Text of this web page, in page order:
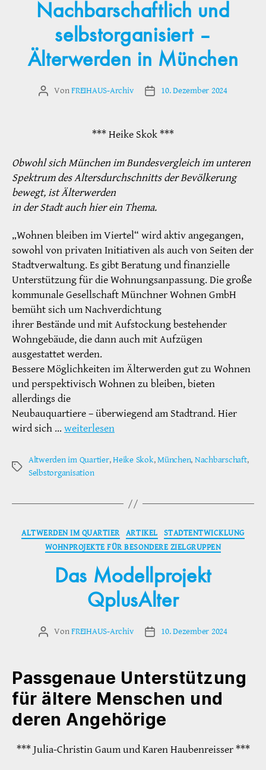
Nachbarschaftlich und
selbstorganisiert –
Älterwerden in München
Beitragsautor
VonFREIHAUS-Archiv Veröffentlichungsdatum
10. Dezember 2024
*** Heike Skok ***
Obwohl sich München im Bundesvergleich im unteren
Spektrum des Altersdurchschnitts der Bevölkerung
bewegt, ist Älterwerden
in der Stadt auch hier ein Thema.
„Wohnen bleiben im Viertel“ wird aktiv angegangen,
sowohl von privaten Initiativen als auch von Seiten der
Stadtverwaltung. Es gibt Beratung und finanzielle
Unterstützung für die Wohnungsanpassung. Die große
kommunale Gesellschaft Münchner Wohnen GmbH
bemüht sich um Nachverdichtung
ihrer Bestände und mit Aufstockung bestehender
Wohngebäude, die dann auch mit Aufzügen
ausgestattet werden.
Bessere Möglichkeiten im Älterwerden gut zu Wohnen
und perspektivisch Wohnen zu bleiben, bieten
allerdings die
Neubauquartiere – überwiegend am Stadtrand. Hier
wird sich … weiterlesen
Schlagwörter
Altwerden im Quartier,Heike Skok,München, Nachbarschaft,
Selbstorganisation
Kategorien
ALTWERDEN IM QUARTIER ARTIKEL
STADTENTWICKLUNG
WOHNPROJEKTE FÜR BESONDERE ZIELGRUPPEN
Das Modellprojekt
QplusAlter
Beitragsautor
VonFREIHAUS-Archiv Veröffentlichungsdatum
10. Dezember 2024
Passgenaue Unterstützung
für ältere Menschen und
deren Angehörige
*** Julia-Christin Gaum und Karen Haubenreisser ***